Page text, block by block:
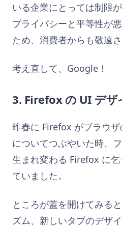
いる企業にとっては制限
プライバシーと平等性が
ため、消費者からも敬遠さ
考え直して、Google！
3. Firefox の UI デザ
昨春に Firefox がブラウ
についてつぶやいた時、
生まれ変わる Firefox に
ていました。
ところが蓋を開けてみる
ズム、新しいタブのデザ